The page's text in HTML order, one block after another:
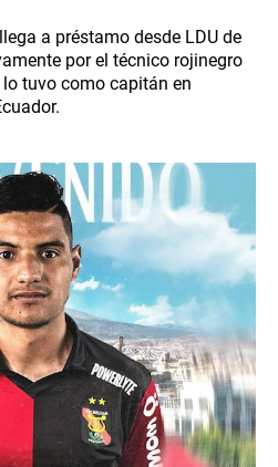
a préstamo desde LDU de
por el técnico rojinegro
tuvo como capitán en